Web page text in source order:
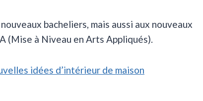
bacheliers, mais aussi aux nouveaux
(Mise à Niveau en Arts Appliqués).
idées d’intérieur de maison